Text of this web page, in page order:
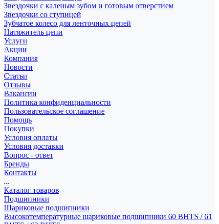
Звездочки с каленым зубом и готовым отверстием
Звездочки со ступицей
Зубчатое колесо для ленточных цепей
Натяжитель цепи
Услуги
Акции
Компания
Новости
Статьи
Отзывы
Вакансии
Политика конфиденциальности
Пользовательское соглашение
Помощь
Покупки
Условия оплаты
Условия доставки
Вопрос - ответ
Бренды
Контакты
...
Каталог товаров
Подшипники
Шариковые подшипники
Высокотемпературные шариковые подшипники 60 BHTS / 61